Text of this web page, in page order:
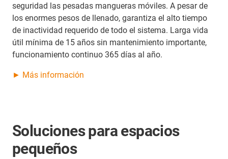
seguridad las pesadas mangueras móviles. A pesar de
los enormes pesos de llenado, garantiza el alto tiempo
de inactividad requerido de todo el sistema. Larga vida
útil mínima de 15 años sin mantenimiento importante,
funcionamiento continuo 365 días al año.
► Más información
Soluciones para espacios
pequeños